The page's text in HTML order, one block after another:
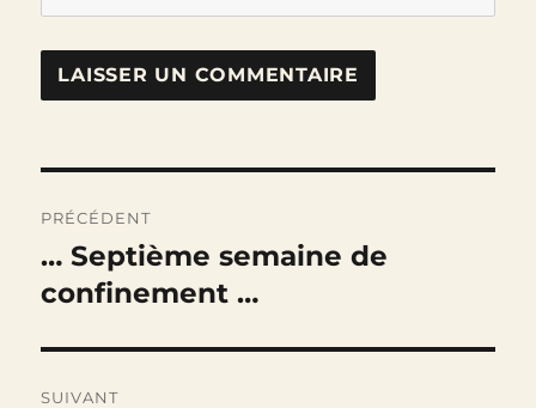
de
l’article
PRÉCÉDENT
Publication
précédente :
… Septième semaine de
confinement …
SUIVANT